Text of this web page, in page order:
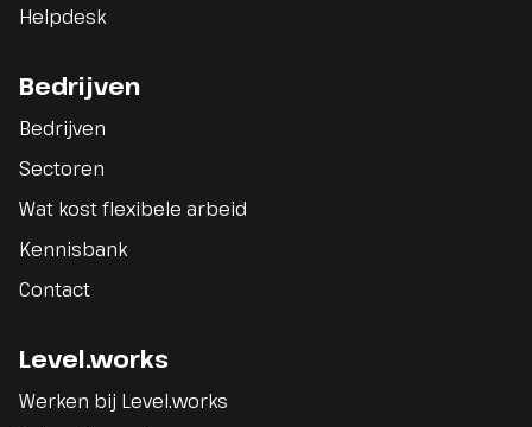
Helpdesk
Bedrijven
Bedrijven
Sectoren
Wat kost flexibele arbeid
Kennisbank
Contact
Level.works
Werken bij Level.works